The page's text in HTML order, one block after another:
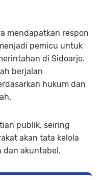
mendapatkan respon
pemicu untuk
di Sidoarjo.
berjalan
hukum dan
publik, seiring
akan tata kelola
dan akuntabel.